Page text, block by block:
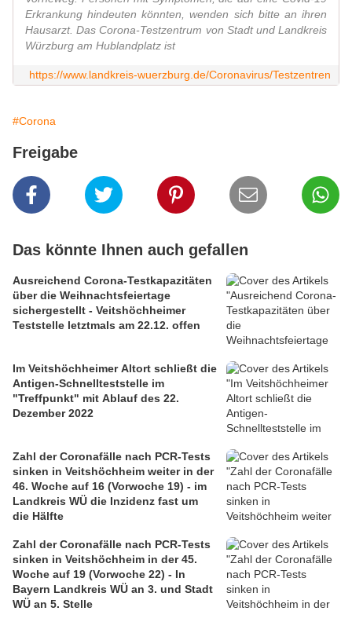
Erkrankung hindeuten könnten, wenden sich bitte an ihren
Hausarzt. Das Corona-Testzentrum von Stadt und Landkreis
Würzburg am Hublandplatz ist
https://www.landkreis-wuerzburg.de/Coronavirus/Testzentren
#Corona
Freigabe
Das könnte Ihnen auch gefallen
Ausreichend Corona-Testkapazitäten
über die Weihnachtsfeiertage
sichergestellt - Veitshöchheimer
Teststelle letztmals am 22.12. offen
Im Veitshöchheimer Altort schließt die
Antigen-Schnellteststelle im
"Treffpunkt" mit Ablauf des 22.
Dezember 2022
Zahl der Coronafälle nach PCR-Tests
sinken in Veitshöchheim weiter in der
46. Woche auf 16 (Vorwoche 19) - im
Landkreis WÜ die Inzidenz fast um
die Hälfte
Zahl der Coronafälle nach PCR-Tests
sinken in Veitshöchheim in der 45.
Woche auf 19 (Vorwoche 22) - In
Bayern Landkreis WÜ an 3. und Stadt
WÜ an 5. Stelle